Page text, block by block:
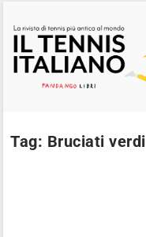
Tag: Bruciati verdi